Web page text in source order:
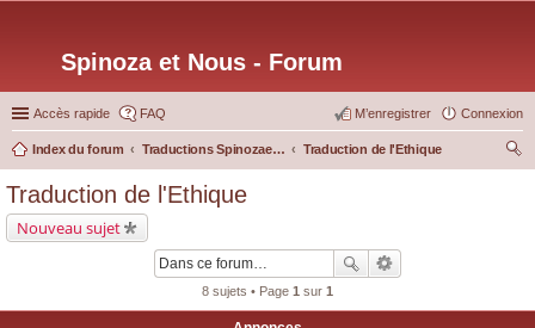
Spinoza et Nous - Forum
Accès rapide FAQ Connexion
M’enregistrer
Index du forum Traductions Spinozaetnous.org
Traduction de l'Ethique
Traduction de l'Ethique
Nouveau sujet
8 sujets • Page 1 sur 1